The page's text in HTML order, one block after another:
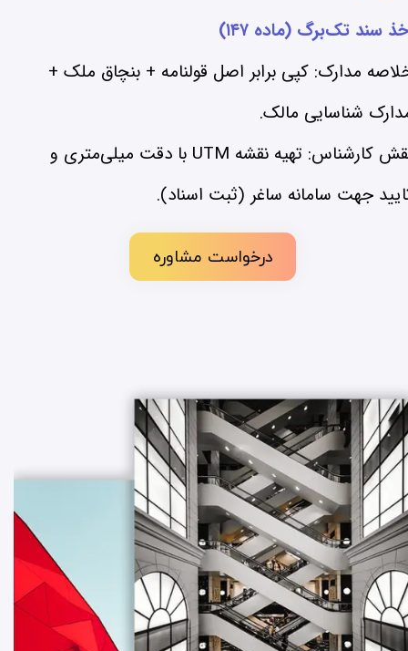
سند تک‌برگ (ماده ۱۴۷)
مدارک: کپی برابر اصل قولنامه + بنچاق ملک +
شناسایی مالک.
نقش کارشناس: تهیه نقشه UTM با دقت میلی‌متری و
جهت سامانه ساغر (ثبت اسناد).​​​​​​​
درخواست مشاوره